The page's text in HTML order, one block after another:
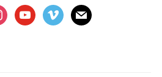
youtubevimeo mail